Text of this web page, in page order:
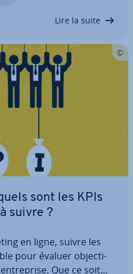
Lire la suite
sont les KPIs
suivre ?
en ligne, suivre les
pour évaluer ob­jec­ti­
Que ce soit